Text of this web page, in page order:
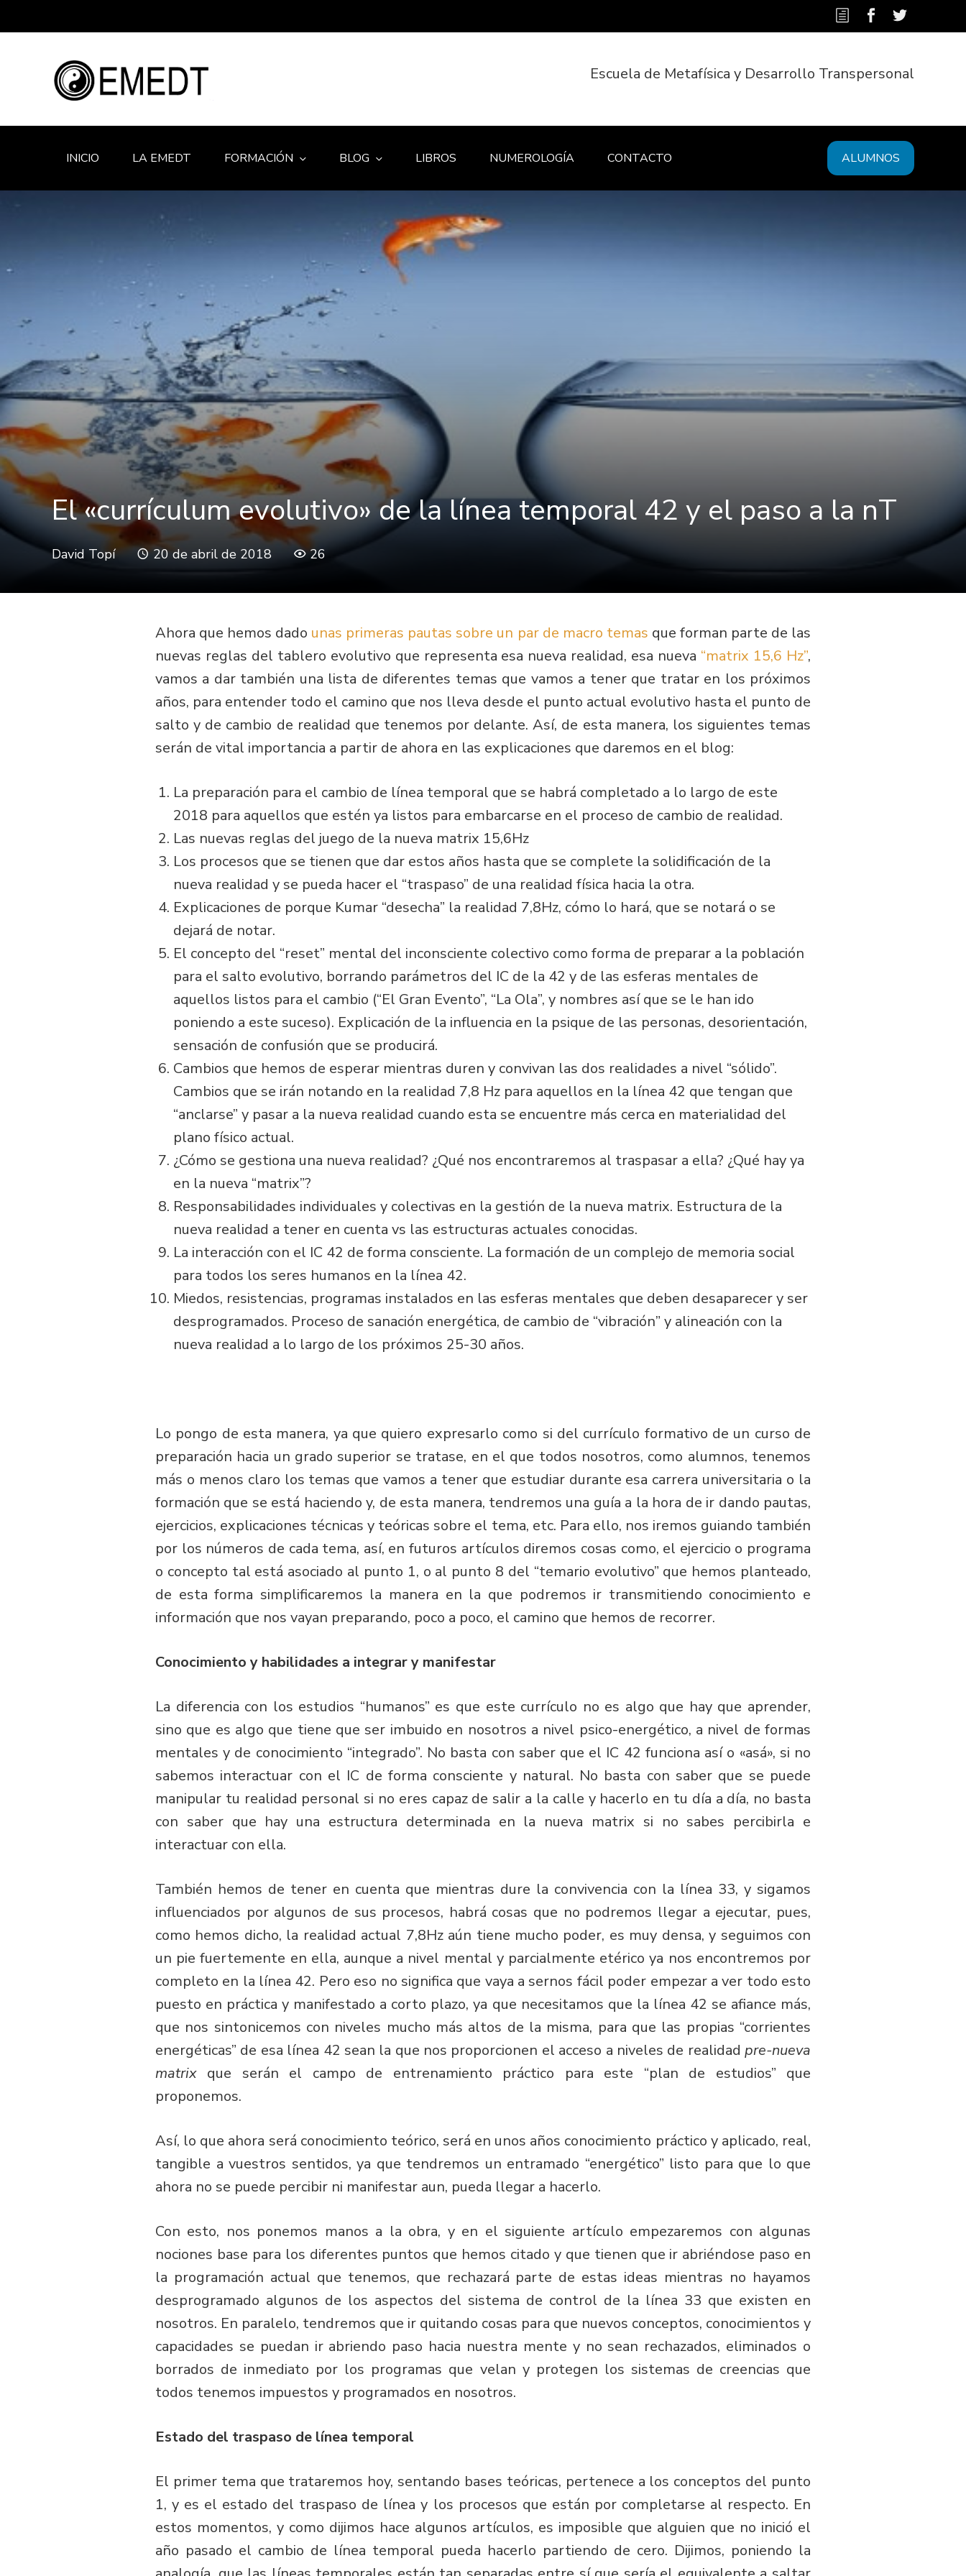
Escuela de Metafísica y Desarrollo Transpersonal
INICIO LA EMEDT FORMACIÓN BLOG LIBROS NUMEROLOGÍA CONTACTO ALUMNOS
El «currículum evolutivo» de la línea temporal 42 y el paso a la nT
David Topí 20 de abril de 2018 26
Ahora que hemos dado unas primeras pautas sobre un par de macro temas que forman parte de las
nuevas reglas del tablero evolutivo que representa esa nueva realidad, esa nueva “matrix 15,6 Hz”,
vamos a dar también una lista de diferentes temas que vamos a tener que tratar en los próximos
años, para entender todo el camino que nos lleva desde el punto actual evolutivo hasta el punto de
salto y de cambio de realidad que tenemos por delante. Así, de esta manera, los siguientes temas
serán de vital importancia a partir de ahora en las explicaciones que daremos en el blog:
La preparación para el cambio de línea temporal que se habrá completado a lo largo de este
2018 para aquellos que estén ya listos para embarcarse en el proceso de cambio de realidad.
Las nuevas reglas del juego de la nueva matrix 15,6Hz
Los procesos que se tienen que dar estos años hasta que se complete la solidificación de la
nueva realidad y se pueda hacer el “traspaso” de una realidad física hacia la otra.
Explicaciones de porque Kumar “desecha” la realidad 7,8Hz, cómo lo hará, que se notará o se
dejará de notar.
El concepto del “reset” mental del inconsciente colectivo como forma de preparar a la población
para el salto evolutivo, borrando parámetros del IC de la 42 y de las esferas mentales de
aquellos listos para el cambio (“El Gran Evento”, “La Ola”, y nombres así que se le han ido
poniendo a este suceso). Explicación de la influencia en la psique de las personas, desorientación,
sensación de confusión que se producirá.
Cambios que hemos de esperar mientras duren y convivan las dos realidades a nivel “sólido”.
Cambios que se irán notando en la realidad 7,8 Hz para aquellos en la línea 42 que tengan que
“anclarse” y pasar a la nueva realidad cuando esta se encuentre más cerca en materialidad del
plano físico actual.
¿Cómo se gestiona una nueva realidad? ¿Qué nos encontraremos al traspasar a ella? ¿Qué hay ya
en la nueva “matrix”?
Responsabilidades individuales y colectivas en la gestión de la nueva matrix. Estructura de la
nueva realidad a tener en cuenta vs las estructuras actuales conocidas.
La interacción con el IC 42 de forma consciente. La formación de un complejo de memoria social
para todos los seres humanos en la línea 42.
Miedos, resistencias, programas instalados en las esferas mentales que deben desaparecer y ser
desprogramados. Proceso de sanación energética, de cambio de “vibración” y alineación con la
nueva realidad a lo largo de los próximos 25-30 años.
Lo pongo de esta manera, ya que quiero expresarlo como si del currículo formativo de un curso de
preparación hacia un grado superior se tratase, en el que todos nosotros, como alumnos, tenemos
más o menos claro los temas que vamos a tener que estudiar durante esa carrera universitaria o la
formación que se está haciendo y, de esta manera, tendremos una guía a la hora de ir dando pautas,
ejercicios, explicaciones técnicas y teóricas sobre el tema, etc. Para ello, nos iremos guiando también
por los números de cada tema, así, en futuros artículos diremos cosas como, el ejercicio o programa
o concepto tal está asociado al punto 1, o al punto 8 del “temario evolutivo” que hemos planteado,
de esta forma simplificaremos la manera en la que podremos ir transmitiendo conocimiento e
información que nos vayan preparando, poco a poco, el camino que hemos de recorrer.
Conocimiento y habilidades a integrar y manifestar
La diferencia con los estudios “humanos” es que este currículo no es algo que hay que aprender,
sino que es algo que tiene que ser imbuido en nosotros a nivel psico-energético, a nivel de formas
mentales y de conocimiento “integrado”. No basta con saber que el IC 42 funciona así o «asá», si no
sabemos interactuar con el IC de forma consciente y natural. No basta con saber que se puede
manipular tu realidad personal si no eres capaz de salir a la calle y hacerlo en tu día a día, no basta
con saber que hay una estructura determinada en la nueva matrix si no sabes percibirla e
interactuar con ella.
También hemos de tener en cuenta que mientras dure la convivencia con la línea 33, y sigamos
influenciados por algunos de sus procesos, habrá cosas que no podremos llegar a ejecutar, pues,
como hemos dicho, la realidad actual 7,8Hz aún tiene mucho poder, es muy densa, y seguimos con
un pie fuertemente en ella, aunque a nivel mental y parcialmente etérico ya nos encontremos por
completo en la línea 42. Pero eso no significa que vaya a sernos fácil poder empezar a ver todo esto
puesto en práctica y manifestado a corto plazo, ya que necesitamos que la línea 42 se afiance más,
que nos sintonicemos con niveles mucho más altos de la misma, para que las propias “corrientes
energéticas” de esa línea 42 sean la que nos proporcionen el acceso a niveles de realidad pre-nueva
matrix que serán el campo de entrenamiento práctico para este “plan de estudios” que
proponemos.
Así, lo que ahora será conocimiento teórico, será en unos años conocimiento práctico y aplicado, real,
tangible a vuestros sentidos, ya que tendremos un entramado “energético” listo para que lo que
ahora no se puede percibir ni manifestar aun, pueda llegar a hacerlo.
Con esto, nos ponemos manos a la obra, y en el siguiente artículo empezaremos con algunas
nociones base para los diferentes puntos que hemos citado y que tienen que ir abriéndose paso en
la programación actual que tenemos, que rechazará parte de estas ideas mientras no hayamos
desprogramado algunos de los aspectos del sistema de control de la línea 33 que existen en
nosotros. En paralelo, tendremos que ir quitando cosas para que nuevos conceptos, conocimientos y
capacidades se puedan ir abriendo paso hacia nuestra mente y no sean rechazados, eliminados o
borrados de inmediato por los programas que velan y protegen los sistemas de creencias que
todos tenemos impuestos y programados en nosotros.
Estado del traspaso de línea temporal
El primer tema que trataremos hoy, sentando bases teóricas, pertenece a los conceptos del punto
1, y es el estado del traspaso de línea y los procesos que están por completarse al respecto. En
estos momentos, y como dijimos hace algunos artículos, es imposible que alguien que no inició el
año pasado el cambio de línea temporal pueda hacerlo partiendo de cero. Dijimos, poniendo la